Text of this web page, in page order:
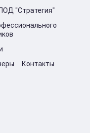
"Стратегия"
Контакты